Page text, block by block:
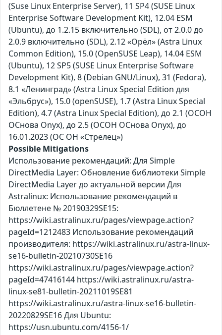
(Suse Linux Enterprise Server), 11 SP4 (SUSE Linux
Enterprise Software Development Kit), 12.04 ESM
(Ubuntu), до 1.2.15 включительно (SDL), от 2.0.0 до
2.0.9 включительно (SDL), 2.12 «Орёл» (Astra Linux
Common Edition), 15.0 (OpenSUSE Leap), 14.04 ESM
(Ubuntu), 12 SP5 (SUSE Linux Enterprise Software
Development Kit), 8 (Debian GNU/Linux), 31 (Fedora),
8.1 «Ленинград» (Astra Linux Special Edition для
«Эльбрус»), 15.0 (openSUSE), 1.7 (Astra Linux Special
Edition), 4.7 (Astra Linux Special Edition), до 2.1 (ОСОН
ОСнова Оnyx), до 2.5 (ОСОН ОСнова Оnyx), до
16.01.2023 (ОС ОН «Стрелец»)
Possible Mitigations
Использование рекомендаций: Для Simple
DirectMedia Layer: Обновление библиотеки Simple
DirectMedia Layer до актуальной версии Для
Astralinux: Использование рекомендаций в
Бюллетене № 20190329SE15:
https://wiki.astralinux.ru/pages/viewpage.action?
pageId=1212483 Использование рекомендаций
производителя: https://wiki.astralinux.ru/astra-linux-
se16-bulletin-20210730SE16
https://wiki.astralinux.ru/pages/viewpage.action?
pageId=47416144 https://wiki.astralinux.ru/astra-
linux-se81-bulletin-20211019SE81
https://wiki.astralinux.ru/astra-linux-se16-bulletin-
20220829SE16 Для Ubuntu:
https://usn.ubuntu.com/4156-1/